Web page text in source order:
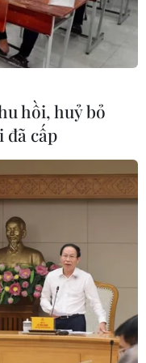
bắt bằng
hồi, huỷ bỏ
đã cấp